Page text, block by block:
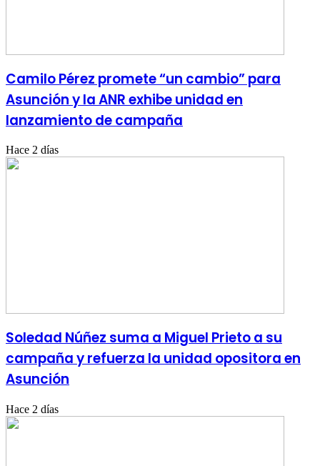
Camilo Pérez promete “un cambio” para
Asunción y la ANR exhibe unidad en
lanzamiento de campaña
Hace 2 días
Soledad Núñez suma a Miguel Prieto a su
campaña y refuerza la unidad opositora en
Asunción
Hace 2 días